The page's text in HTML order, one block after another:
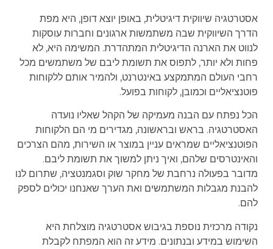
אסטרטגיה שיווקית דיגיטלית, באופן יוצא דופן, היא מפת
הדרך השיווקית שבה משתמשות ארגונים וחברות עוסקות
לנווט את הארנה הדיגיטלית המתהדרת. המשימה היא, לא
פחות ולא יותר, לתפוס את תשומת ליבם של משתמשים מכל
רחבי העולם המתמקצע באינטרנט, ולהמיר אותם ללקוחות
פוטנציאליים וכמובן, לקוחות בפועל.
הכל נפתח עם הבנה מעמיקה של הקהל שאליו נועדה
האסטרטגיה. בראש ובראשונה, מגדירים מי הם הלקוחות
הפוטנציאליים שמראים עניין במוצר או השירות, מהם הצרכים
והאינטרסים שלהם, ואיך ניתן למשוך את תשומת ליבם.
מדובר בפעולה נרחבת של מחקר שוק וסגמנטציה, שתרום לנו
להבנת מגבלות המשתמשים ואת הערך שאנחנו יכולים לספק
להם.
נקודה מרכזית נוספת בגיבוש אסטרטגיה מוצלחת היא
השימוש במידע ובנתונים. מידע זה הוא המפתח לקבלת